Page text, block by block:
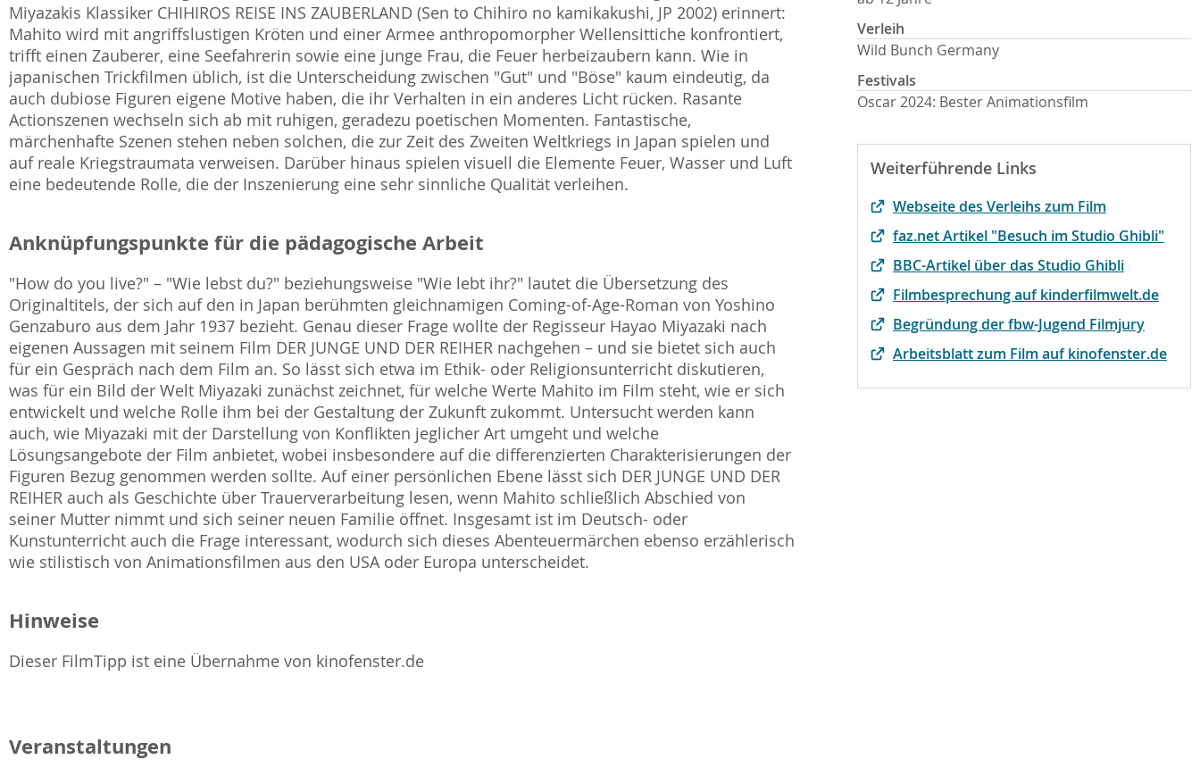
Miyazakis Klassiker CHIHIROS REISE INS ZAUBERLAND (Sen to Chihiro no kamikakushi, JP 2002) erinnert:
Mahito wird mit angriffslustigen Kröten und einer Armee anthropomorpher Wellensittiche konfrontiert,
trifft einen Zauberer, eine Seefahrerin sowie eine junge Frau, die Feuer herbeizaubern kann. Wie in
japanischen Trickfilmen üblich, ist die Unterscheidung zwischen "Gut" und "Böse" kaum eindeutig, da
auch dubiose Figuren eigene Motive haben, die ihr Verhalten in ein anderes Licht rücken. Rasante
Actionszenen wechseln sich ab mit ruhigen, geradezu poetischen Momenten. Fantastische,
märchenhafte Szenen stehen neben solchen, die zur Zeit des Zweiten Weltkriegs in Japan spielen und
auf reale Kriegstraumata verweisen. Darüber hinaus spielen visuell die Elemente Feuer, Wasser und Luft
eine bedeutende Rolle, die der Inszenierung eine sehr sinnliche Qualität verleihen.
Anknüpfungspunkte für die pädagogische Arbeit
"How do you live?" – "Wie lebst du?" beziehungsweise "Wie lebt ihr?" lautet die Übersetzung des
Originaltitels, der sich auf den in Japan berühmten gleichnamigen Coming-of-Age-Roman von Yoshino
Genzaburo aus dem Jahr 1937 bezieht. Genau dieser Frage wollte der Regisseur Hayao Miyazaki nach
eigenen Aussagen mit seinem Film DER JUNGE UND DER REIHER nachgehen – und sie bietet sich auch
für ein Gespräch nach dem Film an. So lässt sich etwa im Ethik- oder Religionsunterricht diskutieren,
was für ein Bild der Welt Miyazaki zunächst zeichnet, für welche Werte Mahito im Film steht, wie er sich
entwickelt und welche Rolle ihm bei der Gestaltung der Zukunft zukommt. Untersucht werden kann
auch, wie Miyazaki mit der Darstellung von Konflikten jeglicher Art umgeht und welche
Lösungsangebote der Film anbietet, wobei insbesondere auf die differenzierten Charakterisierungen der
Figuren Bezug genommen werden sollte. Auf einer persönlichen Ebene lässt sich DER JUNGE UND DER
REIHER auch als Geschichte über Trauerverarbeitung lesen, wenn Mahito schließlich Abschied von
seiner Mutter nimmt und sich seiner neuen Familie öffnet. Insgesamt ist im Deutsch- oder
Kunstunterricht auch die Frage interessant, wodurch sich dieses Abenteuermärchen ebenso erzählerisch
wie stilistisch von Animationsfilmen aus den USA oder Europa unterscheidet.
Hinweise
Dieser FilmTipp ist eine Übernahme von kinofenster.de
Veranstaltungen
Verleih
Wild Bunch Germany
Festivals
Oscar 2024: Bester Animationsfilm
Weiterführende Links
Webseite des Verleihs zum Film
faz.net Artikel "Besuch im Studio Ghibli"
BBC-Artikel über das Studio Ghibli
Filmbesprechung auf kinderfilmwelt.de
Begründung der fbw-Jugend Filmjury
Arbeitsblatt zum Film auf kinofenster.de